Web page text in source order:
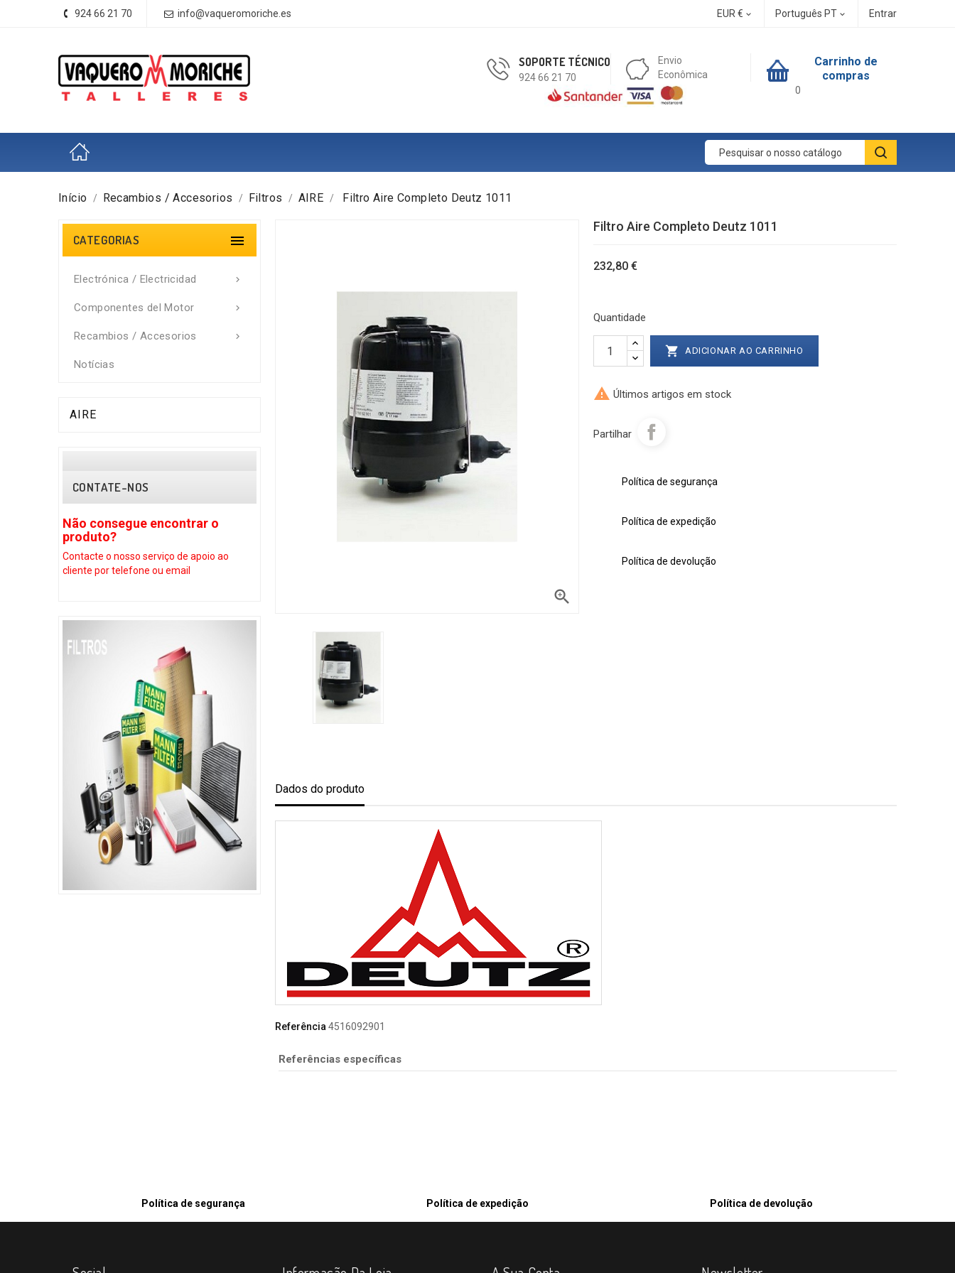
924 66 21 70 info@vaqueromoriche.es EUR €  Português PT  Entrar
Carrinho de
compras
0
SOPORTE TÉCNICO
924 66 21 70
Envio
Econômica
Início Recambios / Accesorios Filtros AIRE Filtro Aire Completo Deutz 1011
CATEGORIAS 

Electrónica / Electricidad

Componentes del Motor

Recambios / Accesorios
Notícias
AIRE
CONTATE-NOS
Não consegue encontrar o
produto?
Contacte o nosso serviçode apoio ao
cliente por telefone ou email

Filtro Aire Completo Deutz 1011
232,80 €
Quantidade
 ADICIONAR AO CARRINHO
 Últimos artigos em stock
Partilhar
Política de segurança
Política de expedição
Política de devolução
Dados do produto
Referência 4516092901
Referências específicas
Política de segurança Política de expedição Política de devolução